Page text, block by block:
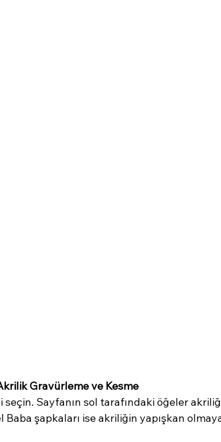
Akrilik Gravürleme ve Kesme
seçin. Sayfanın sol tarafındaki öğeler
şapkaları ise akriliğin yapışkan